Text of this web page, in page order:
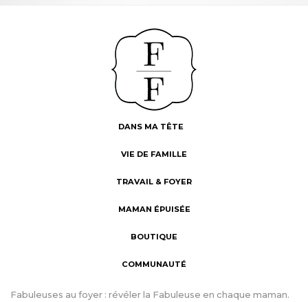
DANS MA TÊTE
VIE DE FAMILLE
TRAVAIL & FOYER
MAMAN ÉPUISÉE
BOUTIQUE
COMMUNAUTÉ
Fabuleuses au foyer : révéler la Fabuleuse en chaque maman.